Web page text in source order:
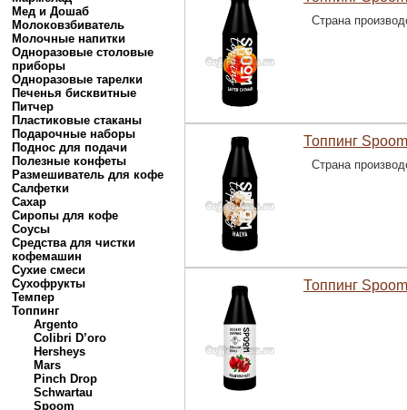
Мед и Дошаб
Молоковзбиватель
Молочные напитки
Одноразовые столовые
приборы
Одноразовые тарелки
Печенья бисквитные
Питчер
Пластиковые стаканы
Подарочные наборы
Поднос для подачи
Полезные конфеты
Размешиватель для кофе
Салфетки
Сахар
Сиропы для кофе
Соусы
Средства для чистки
кофемашин
Сухие смеси
Сухофрукты
Темпер
Топпинг
Argento
Colibri D’oro
Hersheys
Mars
Pinch Drop
Schwartau
Spoom
Страна
Топпинг
Страна
Топпинг